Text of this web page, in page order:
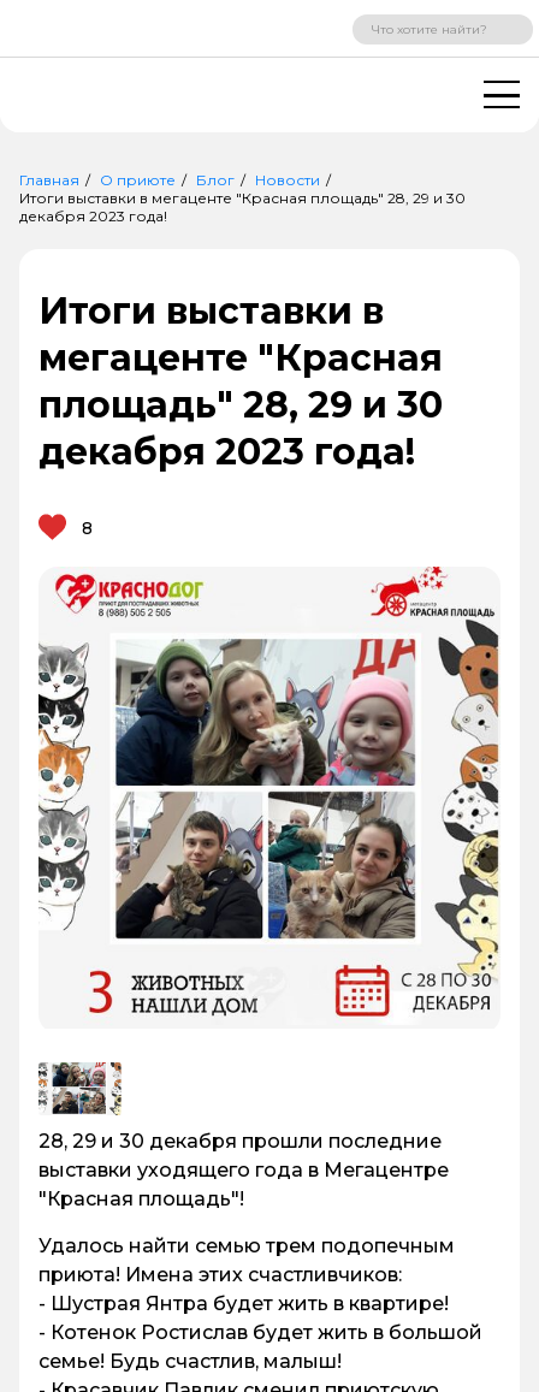
ВХОД РЕГИСТРАЦИЯ
Главная О приюте Блог
Новости
Итоги выставки в мегаценте "Красная площадь" 28, 29 и 30
декабря 2023 года!
Итоги выставки в
мегаценте "Красная
площадь" 28, 29 и 30
декабря 2023 года!
8
28, 29 и 30 декабря прошли последние
выставки уходящего года в Мегацентре
"Красная площадь"!
Удалось найти семью трем подопечным
приюта! Имена этих счастливчиков:
- Шустрая Янтра будет жить в квартире!
- Котенок Ростислав будет жить в большой
семье! Будь счастлив, малыш!